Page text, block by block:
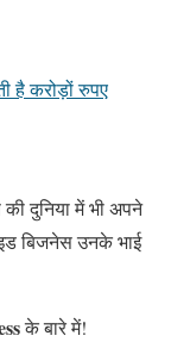
है करोड़ों रुपए
दुनिया में भी अपने
बिजनेस उनके भाई
के बारे में!